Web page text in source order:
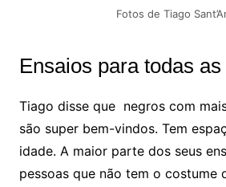
Fotos de Tiago
Ensaios para todas
Tiago disse que negros com
são super bem-vindos. Tem
idade. A maior parte dos seus
pessoas que não tem o costume